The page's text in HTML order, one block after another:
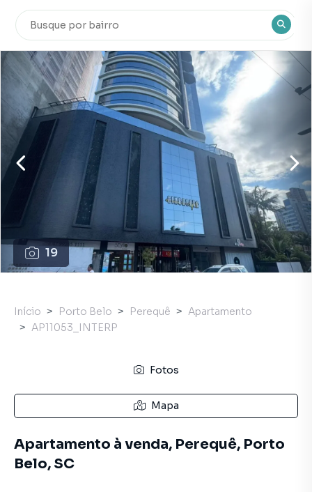
19
Início Porto Belo Perequê
Apartamento
AP11053_INTERP
Fotos
Mapa
Apartamento à venda, Perequê, Porto
Belo, SC